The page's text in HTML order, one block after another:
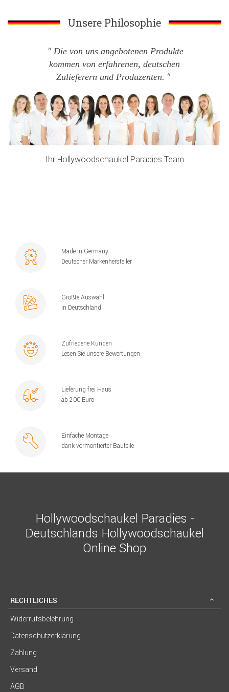
Unsere Philosophie
Die von uns angebotenen Produkte
kommen von erfahrenen, deutschen
Zulieferern und Produzenten.
Ihr Hollywoodschaukel Paradies Team
Made in Germany
Deutscher Markenhersteller
Größte Auswahl
in Deutschland
Zufriedene Kunden
Lesen Sie unsere Bewertungen
Lieferung frei Haus
ab 200 Euro
Einfache Montage
dank vormontierter Bauteile
Hollywoodschaukel Paradies -
Deutschlands Hollywoodschaukel
Online Shop
RECHTLICHES
Widerrufsbelehrung
Datenschutzerklärung
Zahlung
Versand
AGB